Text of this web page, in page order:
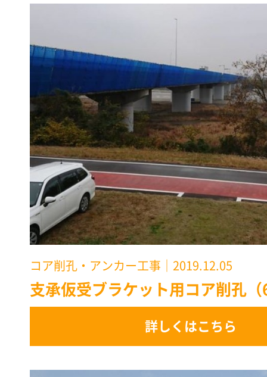
コア削孔・アンカー工事 ｜2019.12.05
支承仮受ブラケット用コア削孔
詳しくはこちら